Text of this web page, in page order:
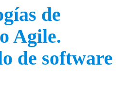
de
Agile.
de software